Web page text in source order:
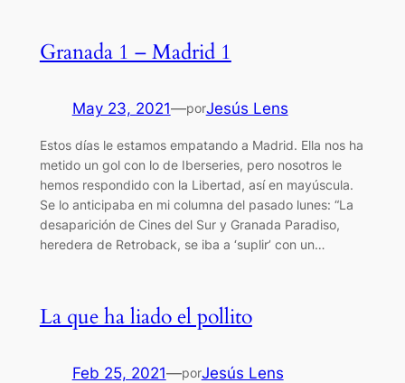
Granada 1 – Madrid 1
May 23, 2021—porJesús Lens
Estos días le estamos empatando a Madrid. Ella nos ha
metido un gol con lo de Iberseries, pero nosotros le
hemos respondido con la Libertad, así en mayúscula.
Se lo anticipaba en mi columna del pasado lunes: “La
desaparición de Cines del Sur y Granada Paradiso,
heredera de Retroback, se iba a ‘suplir’ con un…
La que ha liado el pollito
Feb 25, 2021—porJesús Lens